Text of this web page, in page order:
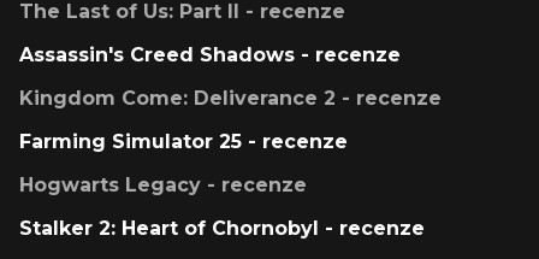
The Last of Us: Part II - recenze
Assassin's Creed Shadows - recenze
Kingdom Come: Deliverance 2 - recenze
Farming Simulator 25 - recenze
Hogwarts Legacy - recenze
Stalker 2: Heart of Chornobyl - recenze